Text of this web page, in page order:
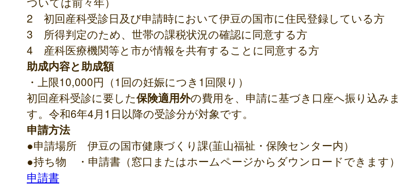
2 初回産科受診日及び申請時において伊豆の国市に住民登録している方
3 所得判定のため、世帯の課税状況の確認に同意する方
4 産科医療機関等と市が情報を共有することに同意する方
助成内容と助成額
・上限10,000円（1回の妊娠につき1回限り）
初回産科受診に要した保険適用外の費用を、申請に基づき口座へ振り込みま
す。令和6年4月1日以降の受診分が対象です。
申請方法
●申請場所 伊豆の国市健康づくり課(韮山福祉・保険センター内）
●持ち物 ・申請書（窓口またはホームページからダウンロードできます）
申請書